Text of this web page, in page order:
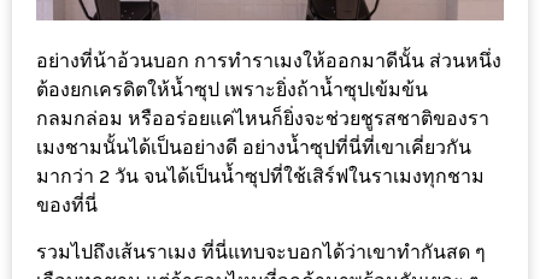
กรรมการ
จาก
THE
DISH
EVENT
ต้อง
ห้าม
อย่างที่น้าอ้วนบอก การทำราเมงให้ออกมาดีนั้น ส่วนหนึ่ง
ต้องยกเครดิตให้น้ำซุป เพราะยิ่งถ้าน้ำซุปเข้มข้น
กลมกล่อม หรืออร่อยแค่ไหนก็ยิ่งจะช่วยชูรสชาติของรา
เมงชามนั้นได้เป็นอย่างดี อย่างน้ำซุปที่นี่ที่เขาเคี่ยวกัน
มากว่า 2 วัน จนได้เป็นน้ำซุปที่ใช้เสิร์ฟในราเมงทุกชาม
ของที่นี่
รวมไปถึงเส้นราเมง ที่นี่แทบจะบอกได้ว่าเขาทำกันสด ๆ